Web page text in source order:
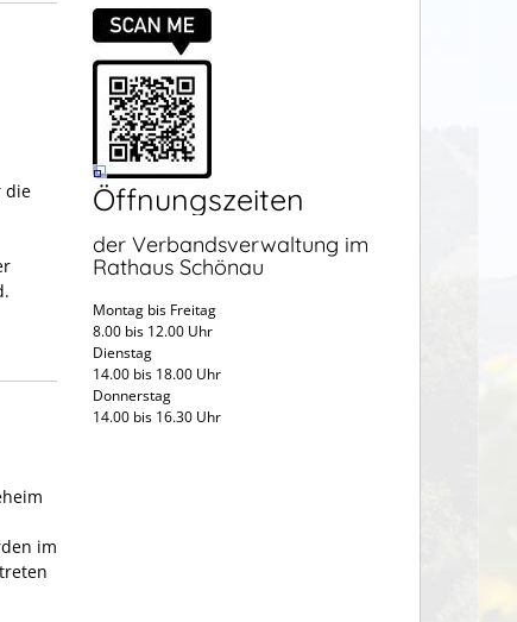
die
im
Öffnungszeiten
der Verbandsverwaltung im
Rathaus Schönau
Montag bis Freitag
8.00 bis 12.00 Uhr
Dienstag
14.00 bis 18.00 Uhr
Donnerstag
14.00 bis 16.30 Uhr